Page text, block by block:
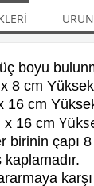
boyu
8 cm
16 cm
x 16 cm
birinin çapı
karşı